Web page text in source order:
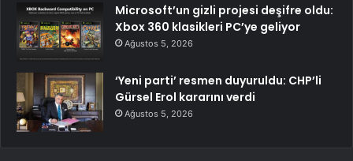
Microsoft’un gizli projesi deşifre oldu:
Xbox 360 klasikleri PC’ye geliyor
Ağustos 5, 2026
‘Yeni parti’ resmen duyuruldu: CHP’li
Gürsel Erol kararını verdi
Ağustos 5, 2026